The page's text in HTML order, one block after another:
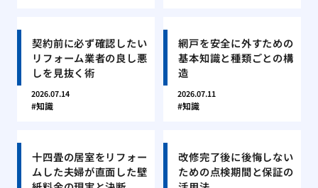
契約前に必ず確認したい
リフォーム業者の良し悪
しを見抜く術
2026.07.14
知識
網戸を安全に外すための
基本知識と種類ごとの構
造
2026.07.11
知識
十四畳の居室をリフォー
ムした夫婦が直面した壁
改修完了後に後悔しない
ための点検期間と保証の